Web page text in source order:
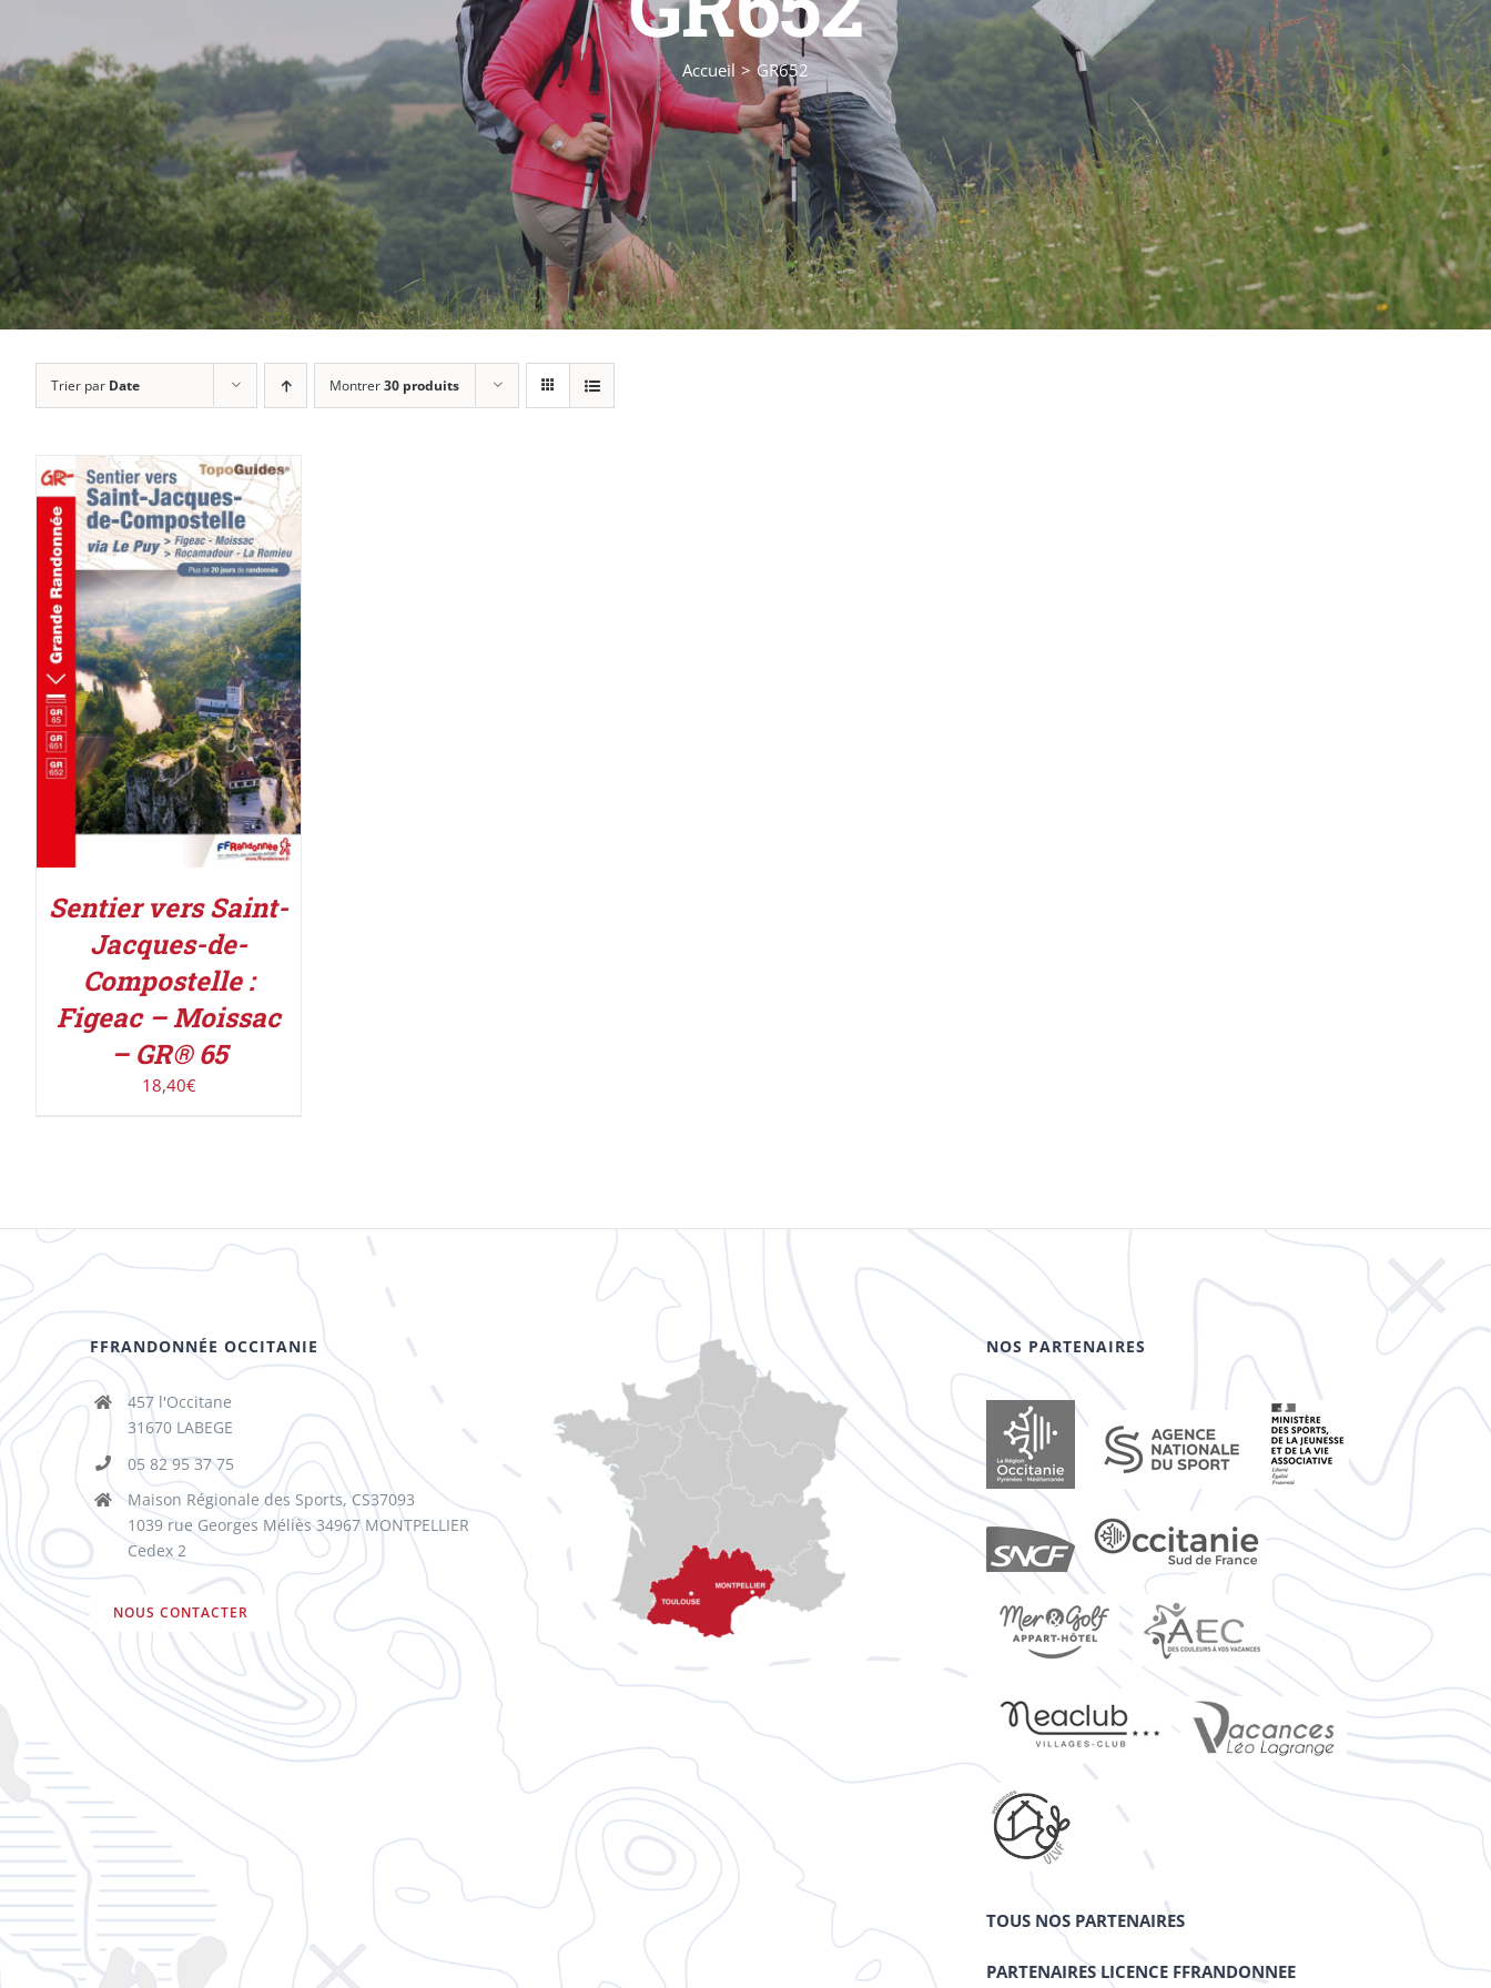
Accueil GR652
Trier par Date Montrer30 produits
AJOUTER AU PANIER
/
DÉTAILS
Sentier vers Saint-
Jacques-de-
Compostelle :
Figeac – Moissac
– GR® 65
18,40€
FFRANDONNÉE OCCITANIE
457 l'Occitane
31670 LABEGE
05 82 95 37 75
Maison Régionale des Sports, CS37093
1039 rue Georges Méliès 34967 MONTPELLIER
Cedex 2
NOUS CONTACTER
NOS PARTENAIRES
TOUS NOS PARTENAIRES
PARTENAIRES LICENCE FFRANDONNEE